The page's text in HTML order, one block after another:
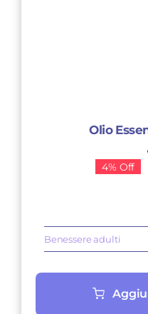
Olio
4% Off
Benessere adulti